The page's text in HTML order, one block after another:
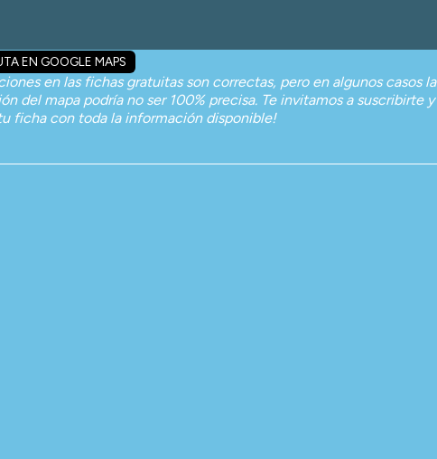
EN GOOGLE MAPS
en las fichas gratuitas son correctas, pero en algunos casos la
del mapa podría no ser 100% precisa. Te invitamos a suscribirte y
ficha con toda la información disponible!